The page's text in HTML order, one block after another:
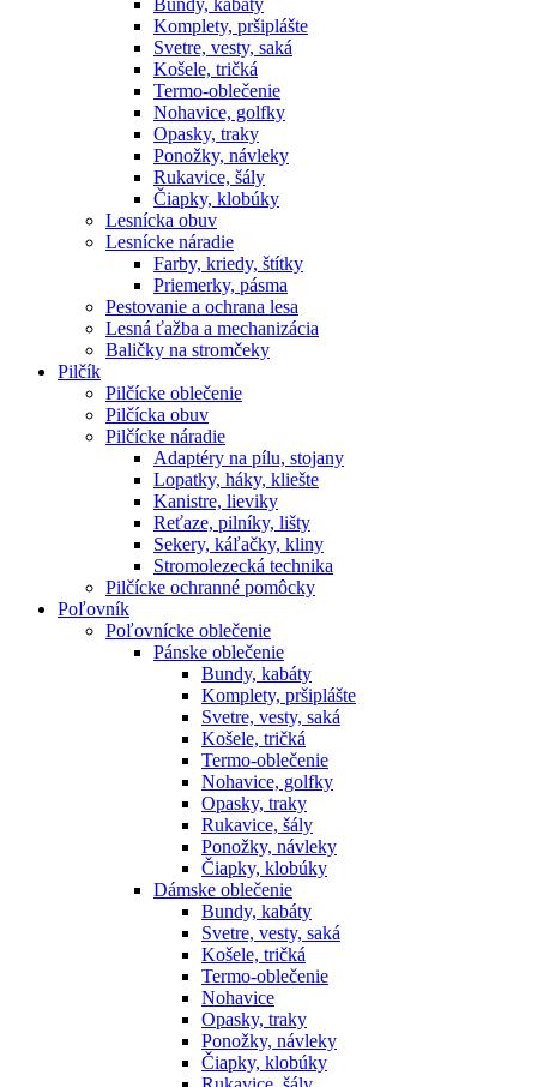
Bundy, kabáty
Komplety, pršiplášte
Svetre, vesty, saká
Košele, tričká
Termo-oblečenie
Nohavice, golfky
Opasky, traky
Ponožky, návleky
Rukavice, šály
Čiapky, klobúky
Lesnícka obuv
Lesnícke náradie
Farby, kriedy, štítky
Priemerky, pásma
Pestovanie a ochrana lesa
Lesná ťažba a mechanizácia
Baličky na stromčeky
Pilčík
Pilčícke oblečenie
Pilčícka obuv
Pilčícke náradie
Adaptéry na pílu, stojany
Lopatky, háky, kliešte
Kanistre, lieviky
Reťaze, pilníky, lišty
Sekery, káľačky, kliny
Stromolezecká technika
Pilčícke ochranné pomôcky
Poľovník
Poľovnícke oblečenie
Pánske oblečenie
Bundy, kabáty
Komplety, pršiplášte
Svetre, vesty, saká
Košele, tričká
Termo-oblečenie
Nohavice, golfky
Opasky, traky
Rukavice, šály
Ponožky, návleky
Čiapky, klobúky
Dámske oblečenie
Bundy, kabáty
Svetre, vesty, saká
Košele, tričká
Termo-oblečenie
Nohavice
Opasky, traky
Ponožky, návleky
Čiapky, klobúky